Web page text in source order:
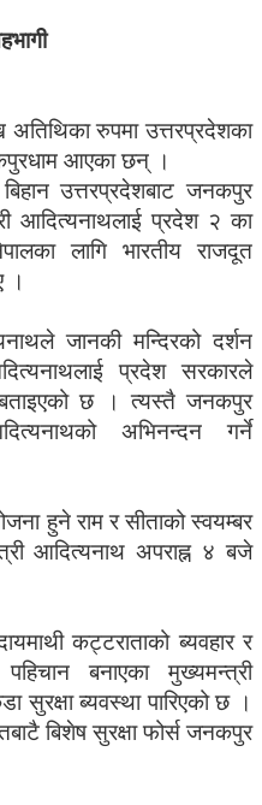
अतिथिका रुपमा उत्तरप्रदेशका
आएका छन् ।
उत्तरप्रदेशबाट जनकपुर
आदित्यनाथलाई प्रदेश २ का
लागि भारतीय राजदूत
।
जानकी मन्दिरको दर्शन
प्रदेश सरकारले
बताइएको छ । त्यस्तै जनकपुर
अभिनन्दन गर्ने
हुने राम र सीताको स्वयम्बर
आदित्यनाथ अपराह्न ४ बजे
कट्टराताको ब्यवहार र
बनाएका मुख्यमन्त्री
सुरक्षा ब्यवस्था पारिएको छ ।
बिशेष सुरक्षा फोर्स जनकपुर